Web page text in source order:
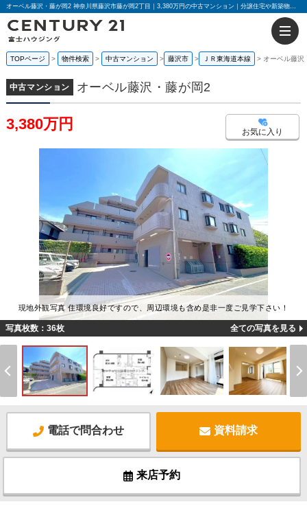
オーベル藤沢・藤が岡2 神奈川県藤沢市藤が岡2丁目｜3,380万円の中古マンション｜分譲住宅や新築物件｜センチュリー21富士ハウジング
TOPページ 物件検索 中古マンション 藤沢市 ＪＲ東海道本線 オーベル藤沢
中古マンション オーベル藤沢・藤が岡2
3,380万円 お気に入り
現地外観写真 住環境良好ですので、周辺環境も含め是非一度ご見学下さい！
写真枚数：36枚 全ての写真を見る
電話で問合わせ 資料請求
来店予約